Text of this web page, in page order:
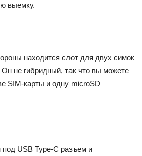
выемку.
находится слот для двух симок
не гибридный, так что вы можете
SIM-карты и одну microSD
USB Type-C разъем и